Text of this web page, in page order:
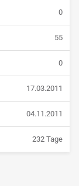
0
55
0
17.03.2011
04.11.2011
232 Tage